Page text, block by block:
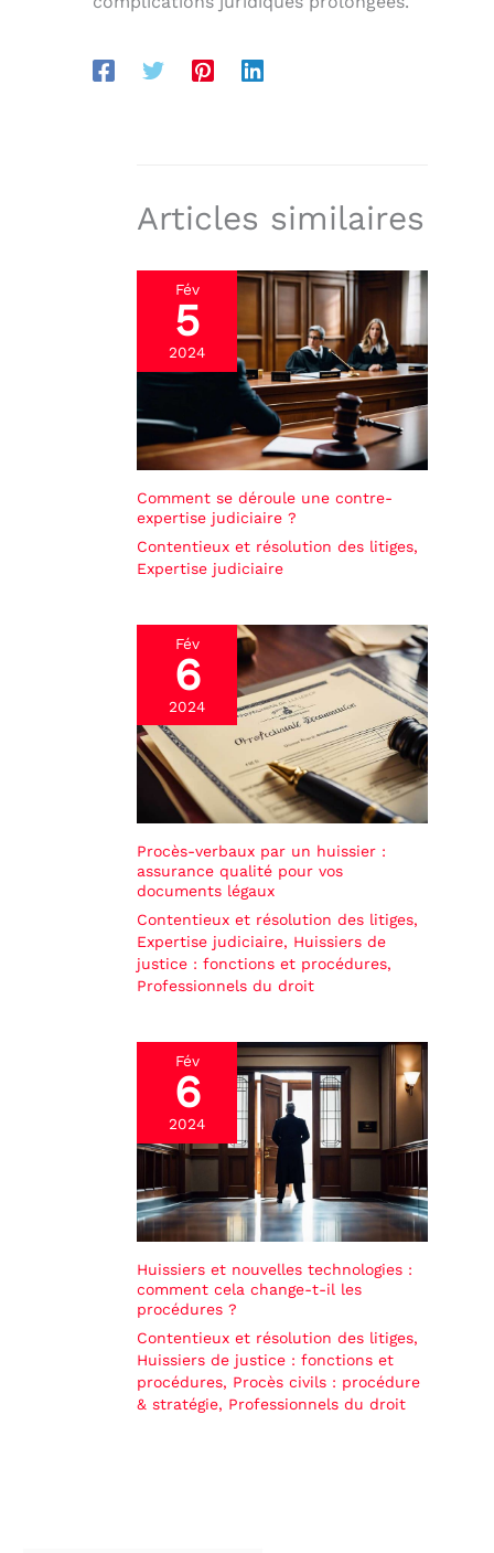
Articles similaires
Fév
5
2024
Comment se déroule une contre-
expertise judiciaire ?
Contentieux et résolution des litiges,
Expertise judiciaire
Fév
6
2024
Procès-verbaux par un huissier :
assurance qualité pour vos
documents légaux
Contentieux et résolution des litiges,
Expertise judiciaire, Huissiers de
justice : fonctions et procédures,
Professionnels du droit
Fév
6
2024
Huissiers et nouvelles technologies :
comment cela change-t-il les
procédures ?
Contentieux et résolution des litiges,
Huissiers de justice : fonctions et
procédures, Procès civils : procédure
& stratégie, Professionnels du droit